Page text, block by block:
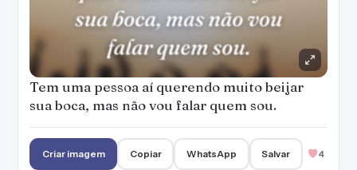
Tem uma pessoa aí querendo muito beijar
sua boca, mas não vou falar quem sou.
Criar imagem Copiar WhatsApp Salvar 4